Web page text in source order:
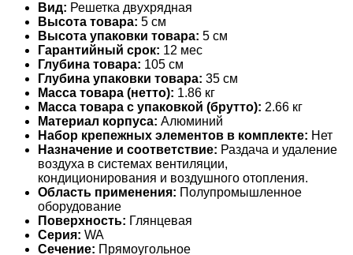
Вид: Решетка двухрядная
Высота товара: 5 см
Высота упаковки товара: 5 см
Гарантийный срок: 12 мес
Глубина товара: 105 см
Глубина упаковки товара: 35 см
Масса товара (нетто): 1.86 кг
Масса товара с упаковкой (брутто): 2.66 кг
Материал корпуса: Алюминий
Набор крепежных элементов в комплекте: Нет
Назначение и соответствие: Раздача и удаление
воздуха в системах вентиляции,
кондиционирования и воздушного отопления.
Область применения: Полупромышленное
оборудование
Поверхность: Глянцевая
Серия: WA
Сечение: Прямоугольное